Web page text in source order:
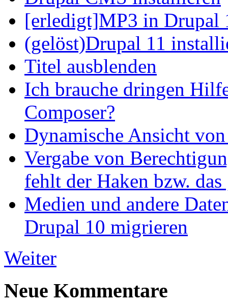
[erledigt]MP3 in Drupal
(gelöst)Drupal 11
Titel ausblenden
Ich brauche dringen
Composer?
Dynamische Ansicht
Vergabe von
fehlt der Haken bzw.
Medien und andere
Drupal 10 migrieren
Weiter
Neue Kommentare